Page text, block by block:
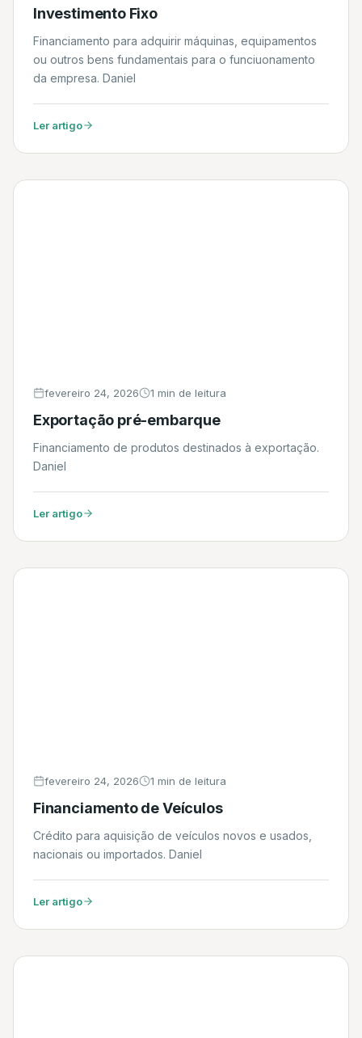
Investimento Fixo
Financiamento para adquirir máquinas, equipamentos
ou outros bens fundamentais para o funciuonamento
da empresa. Daniel
Ler artigo
fevereiro 24, 2026 1 min de leitura
Exportação pré-embarque
Financiamento de produtos destinados à exportação.
Daniel
Ler artigo
fevereiro 24, 2026 1 min de leitura
Financiamento de Veículos
Crédito para aquisição de veículos novos e usados,
nacionais ou importados. Daniel
Ler artigo